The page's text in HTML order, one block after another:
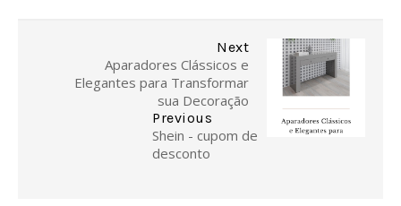
Next
Aparadores Clássicos e
Elegantes para Transformar
sua Decoração
Previous
Shein - cupom de
desconto